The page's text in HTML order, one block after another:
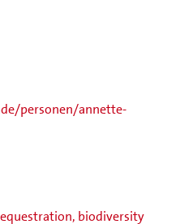
personen/annette-
biodiversity